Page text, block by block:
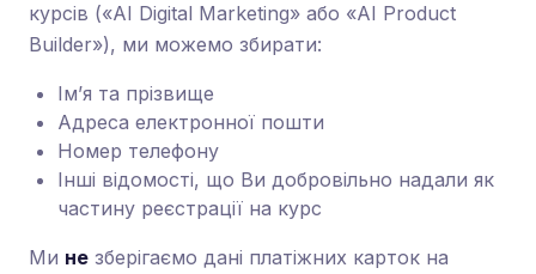
курсів («AI Digital Marketing» або «AI Product
Builder»), ми можемо збирати:
Ім’я та прізвище
Адреса електронної пошти
Номер телефону
Інші відомості, що Ви добровільно надали як
частину реєстрації на курс
Ми не зберігаємо дані платіжних карток на